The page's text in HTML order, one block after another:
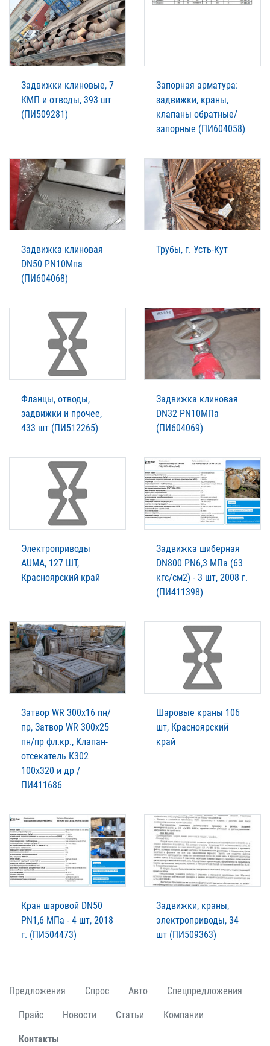
Задвижки клиновые, 7
КМП и отводы, 393 шт
(ПИ509281)
Запорная арматура:
задвижки, краны,
клапаны обратные/
запорные (ПИ604058)
Задвижка клиновая
DN50 PN10Мпа
(ПИ604068)
Трубы, г. Усть-Кут
Фланцы, отводы,
задвижки и прочее,
433 шт (ПИ512265)
Задвижка клиновая
DN32 PN10МПа
(ПИ604069)
Электроприводы
AUMA, 127 ШТ,
Красноярский край
Задвижка шиберная
DN800 PN6,3 МПа (63
кгс/см2) - 3 шт, 2008 г.
(ПИ411398)
Затвор WR 300х16 пн/
пр, Затвор WR 300х25
пн/пр фл.кр., Клапан-
отсекатель К302
100х320 и др /
ПИ411686
Шаровые краны 106
шт, Красноярский
край
Кран шаровой DN50
PN1,6 МПа - 4 шт, 2018
г. (ПИ504473)
Задвижки, краны,
электроприводы, 34
шт (ПИ509363)
Предложения Спрос Авто Спецпредложения
Прайс Новости Статьи Компании
Контакты